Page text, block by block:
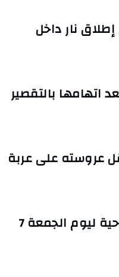
نار داخل
اتهامها بالتقصير
عروسته على عربة
تونس الآن/ النشرة الصباحية ليوم الجمعة 7